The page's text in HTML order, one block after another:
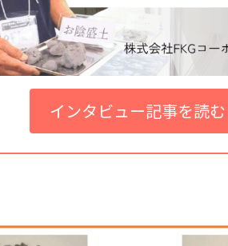
インタビュー記事を読む